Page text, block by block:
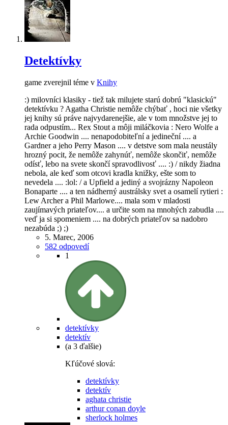
Detektívky
game zverejnil téme v Knihy
:) milovníci klasiky - tiež tak milujete starú dobrú "klasickú"
detektívku ? Agatha Christie nemôže chýbať , hoci nie všetky
jej knihy sú práve najvydarenejšie, ale v tom množstve jej to
rada odpustím... Rex Stout a môji miláčkovia : Nero Wolfe a
Archie Goodwin .... nenapodobiteľní a jedineční .... a
Gardner a jeho Perry Mason .... v detstve som mala neustály
hrozný pocit, že nemôže zahynúť, nemôže skončiť, nemôže
odísť, lebo na svete skončí spravodlivosť .... :) / nikdy žiadna
nebola, ale keď som otcovi kradla knižky, ešte som to
nevedela .... :lol: / a Upfield a jediný a svojrázny Napoleon
Bonaparte .... a ten nádherný austrálsky svet a osamelí rytieri :
Lew Archer a Phil Marlowe.... mala som v mladosti
zaujímavých priateľov.... a určite som na mnohých zabudla ....
veď ja si spomeniem .... na dobrých priateľov sa nadobro
nezabúda ;) ;)
5. Marec, 2006
582 odpovedí
1
detektívky
detektív
(a 3 ďalšie)
Kľúčové slová:
detektívky
detektív
aghata christie
arthur conan doyle
sherlock holmes